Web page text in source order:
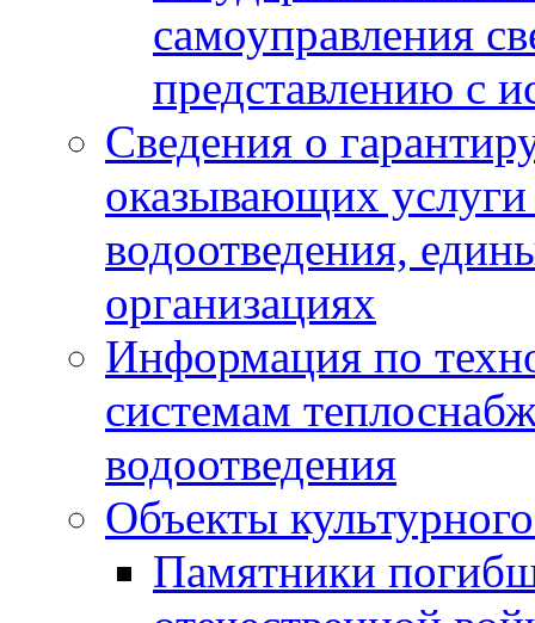
самоуправления
представлению с
Сведения о
оказывающих
водоотведения,
организациях
Информация по
системам
водоотведения
Объекты
Памятники